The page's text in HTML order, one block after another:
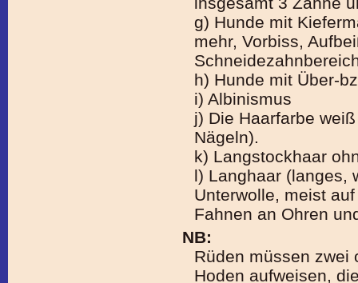
g) Hunde mit
mehr, Vorbiss,
h) Hunde mit Über-
i) Albinismus
j) Die Haarfarbe
Nägeln).
k) Langstockhaar
l) Langhaar (langes,
Unterwolle, meist
Fahnen an Ohren
NB:
Rüden müssen zwei
Hoden aufweisen,